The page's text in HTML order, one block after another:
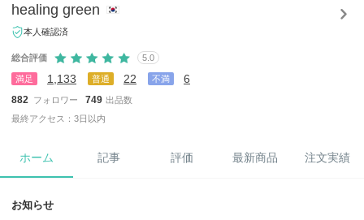
healing green
本人確認済
総合評価 5.0
満足 1,133 普通 22 不満 6
882 フォロワー 749 出品数
最終アクセス：3日以内
ホーム 記事 評価 最新商品 注文実績
お知らせ